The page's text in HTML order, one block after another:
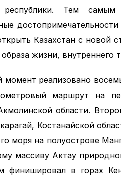
республики. Тем
Казахстан с новой
жизни, внутреннего
реализовано
маршрут на
области.
Костанайской
моря на полуострове
массиву Актау
финишировал в горах